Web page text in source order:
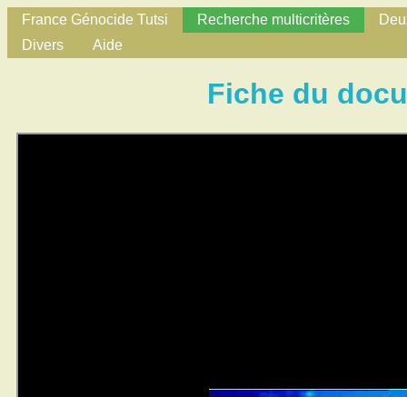
France Génocide Tutsi Recherche multicritères
Divers
Aide
Fiche du